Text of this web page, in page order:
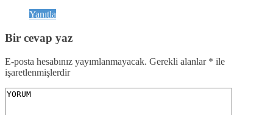
Yanıtla
Bir cevap yaz
E-posta hesabınız yayımlanmayacak. Gerekli alanlar * ile
işaretlenmişlerdir